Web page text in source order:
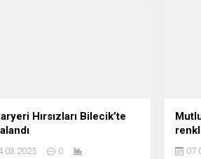
Hırsızları Bilecik’te
0